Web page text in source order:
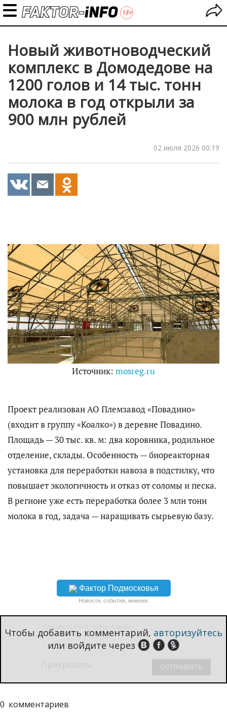
Новый животноводческий
комплекс в Домодедове на
1200 голов и 14 тыс. тонн
молока в год открыли за
900 млн рублей
02 июля 2026 00:19
Источник: mosreg.ru
Проект реализован АО Племзавод «Повадино»
(входит в группу «Коалко») в деревне Повадино.
Площадь — 30 тыс. кв. м: два коровника, родильное
отделение, склады. Особенность — биореакторная
установка для переработки навоза в подстилку, что
повышает экологичность и отказ от соломы и песка.
В регионе уже есть переработка более 3 млн тонн
молока в год, задача — наращивать сырьевую базу.
Фактор Подмосковья
Новости, события, мнения.
Чтобы добавить комментарий, авторизуйтесь
или войдите через
0 комментариев